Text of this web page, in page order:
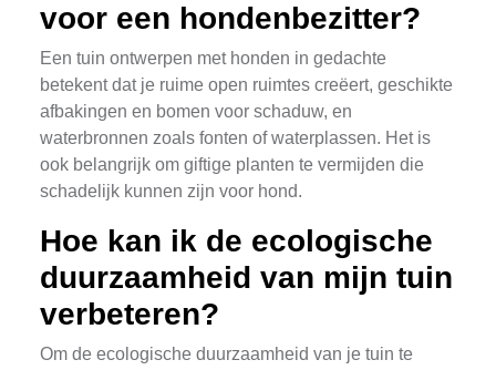
voor een hondenbezitter?
Een tuin ontwerpen met honden in gedachte
betekent dat je ruime open ruimtes creëert, geschikte
afbakingen en bomen voor schaduw, en
waterbronnen zoals fonten of waterplassen. Het is
ook belangrijk om giftige planten te vermijden die
schadelijk kunnen zijn voor hond.
Hoe kan ik de ecologische
duurzaamheid van mijn tuin
verbeteren?
Om de ecologische duurzaamheid van je tuin te